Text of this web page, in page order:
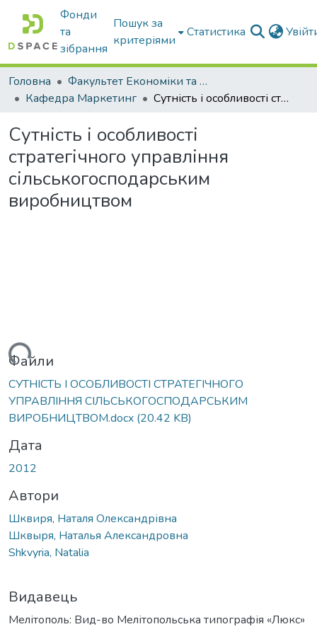
Фонди
та
зібрання
Пошук за
критеріями
Статистика
Головна
Факультет Економіки та бізнесу
Кафедра Маркетинг
Сутність і особливості стратегічного управління сільськогосподарським виробництвом
Сутність і особливості
стратегічного управління
сільськогосподарським
виробництвом
Файли
СУТНІСТЬ І ОСОБЛИВОСТІ СТРАТЕГІЧНОГО
УПРАВЛІННЯ СІЛЬСЬКОГОСПОДАРСЬКИМ
ВИРОБНИЦТВОМ.docx (20.42 KB)
Дата
2012
Автори
Шквиря, Наталя Олександрівна
Шквыря, Наталья Александровна
Shkvyria, Natalia
Видавець
Мелітополь: Вид-во Мелітопольська типографія «Люкс»